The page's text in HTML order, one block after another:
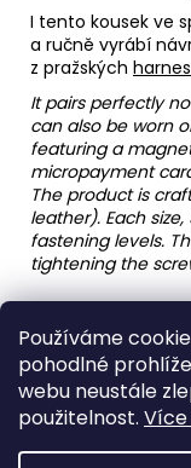
Používáme
pohodlné
webu neustále
použitelnost.
I tento kousek ve
a ručně vyrábí
z pražských
It pairs perfectly
can also be worn
featuring a
micropayment
The product is
leather). Each
fastening levels.
tightening the
Možnost
Zpětné zaslání